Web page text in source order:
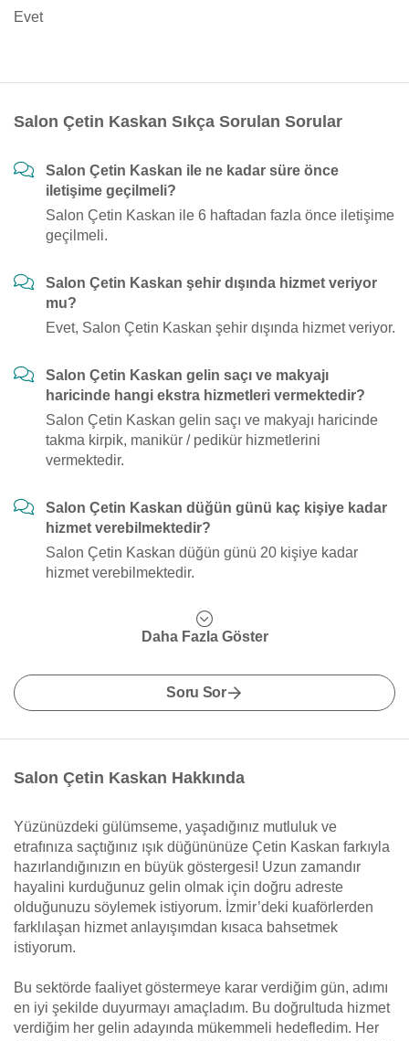
Evet
Salon Çetin Kaskan Sıkça Sorulan Sorular
Salon Çetin Kaskan ile ne kadar süre önce
iletişime geçilmeli?
Salon Çetin Kaskan ile 6 haftadan fazla önce iletişime
geçilmeli.
Salon Çetin Kaskan şehir dışında hizmet veriyor
mu?
Evet, Salon Çetin Kaskan şehir dışında hizmet veriyor.
Salon Çetin Kaskan gelin saçı ve makyajı
haricinde hangi ekstra hizmetleri vermektedir?
Salon Çetin Kaskan gelin saçı ve makyajı haricinde
takma kirpik, manikür / pedikür hizmetlerini
vermektedir.
Salon Çetin Kaskan düğün günü kaç kişiye kadar
hizmet verebilmektedir?
Salon Çetin Kaskan düğün günü 20 kişiye kadar
hizmet verebilmektedir.
Daha Fazla Göster
Soru Sor
Salon Çetin Kaskan Hakkında
Yüzünüzdeki gülümseme, yaşadığınız mutluluk ve
etrafınıza saçtığınız ışık düğününüze Çetin Kaskan farkıyla
hazırlandığınızın en büyük göstergesi! Uzun zamandır
hayalini kurduğunuz gelin olmak için doğru adreste
olduğunuzu söylemek istiyorum. İzmir’deki kuaförlerden
farklılaşan hizmet anlayışımdan kısaca bahsetmek
istiyorum.
Bu sektörde faaliyet göstermeye karar verdiğim gün, adımı
en iyi şekilde duyurmayı amaçladım. Bu doğrultuda hizmet
verdiğim her gelin adayında mükemmeli hedefledim. Her